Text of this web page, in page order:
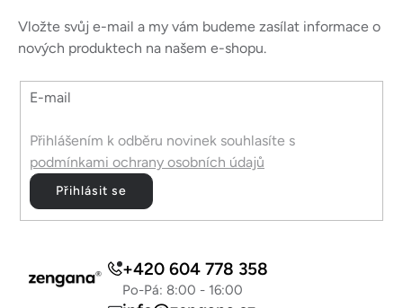
Vložte svůj e-mail a my vám budeme zasílat informace o
nových produktech na našem e-shopu.
E-mail
Přihlášením k odběru novinek souhlasíte s
podmínkami ochrany osobních údajů
Přihlásit se
+420 604 778 358
Po-Pá: 8:00 - 16:00